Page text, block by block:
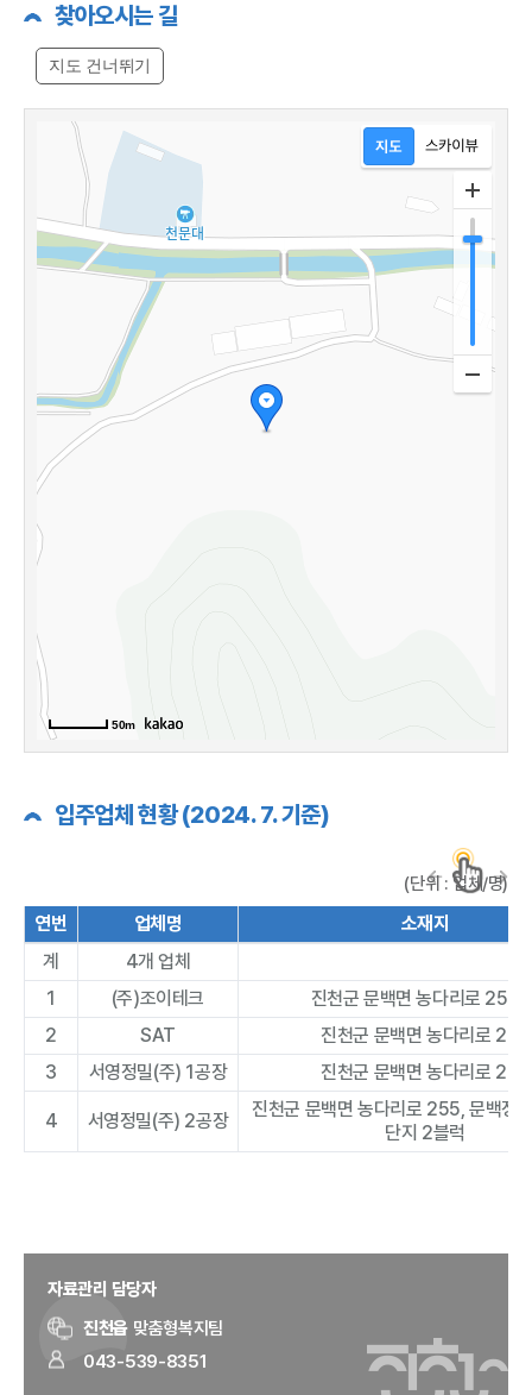
찾아오시는 길
지도 건너뛰기
50m
입주업체 현황 (2024. 7. 기준)
(단위 : 업체/명)
연번 업체명
소재지
계
4개 업체
1
(주)조이테크
진천군 문백면 농다리로
2
SAT
진천군 문백면 농다리로 255
3
서영정밀(주) 1공장 진천군 문백면 농다리로 255
4 서영정밀(주) 2공장
진천군 문백면 농다리로 255, 문백정
단지 2블럭
자료관리 담당자
진천읍 맞춤형복지팀
043-539-8351